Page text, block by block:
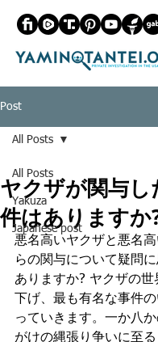
Post
All Posts
Yakuza
Japanese post
All Posts
ヤクザが関与
件はありますか
悪名高いヤクザと悪名
らの関与について疑問
ありますか? ヤクザの世
下げ、最も有名な事件
っていきます。一か八
がけの縄張り争いに至